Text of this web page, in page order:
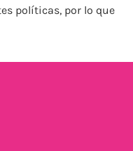
políticas, por lo que